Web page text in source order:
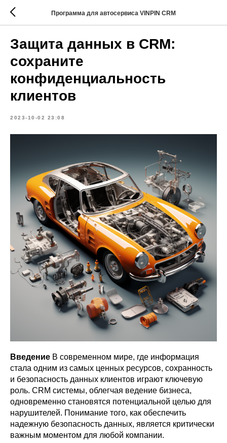
Программа для автосервиса VINPIN CRM
Защита данных в CRM:
сохраните
конфиденциальность
клиентов
2023-10-02 23:08
Введение В современном мире, где информация
стала одним из самых ценных ресурсов, сохранность
и безопасность данных клиентов играют ключевую
роль. CRM системы, облегчая ведение бизнеса,
одновременно становятся потенциальной целью для
нарушителей. Понимание того, как обеспечить
надежную безопасность данных, является критически
важным моментом для любой компании.